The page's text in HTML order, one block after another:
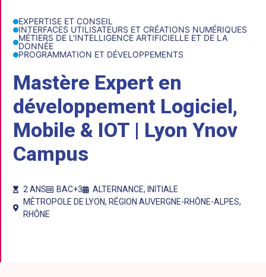
EXPERTISE ET CONSEIL
INTERFACES UTILISATEURS ET CRÉATIONS NUMÉRIQUES
MÉTIERS DE L'INTELLIGENCE ARTIFICIELLE ET DE LA
DONNÉE
PROGRAMMATION ET DÉVELOPPEMENTS
Mastère Expert en
développement Logiciel,
Mobile & IOT | Lyon Ynov
Campus
2 ANS BAC+3 ALTERNANCE, INITIALE
MÉTROPOLE DE LYON, RÉGION AUVERGNE-RHÔNE-ALPES,
RHÔNE